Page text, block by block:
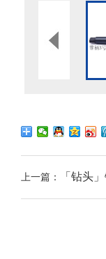
上一篇： 「钻头